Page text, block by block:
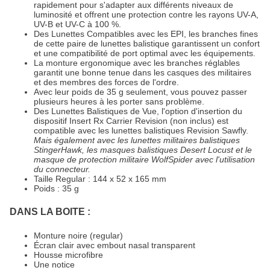
rapidement pour s'adapter aux différents niveaux de
luminosité et offrent une protection contre les rayons UV-A,
UV-B et UV-C à 100 %.
Des Lunettes Compatibles avec les EPI, les branches fines
de cette paire de lunettes balistique garantissent un confort
et une compatibilité de port optimal avec les équipements.
La monture ergonomique avec les branches réglables
garantit une bonne tenue dans les casques des militaires
et des membres des forces de l'ordre.
Avec leur poids de 35 g seulement, vous pouvez passer
plusieurs heures à les porter sans problème.
Des Lunettes Balistiques de Vue, l'option d'insertion du
dispositif Insert Rx Carrier Revision (non inclus) est
compatible avec les lunettes balistiques Revision Sawfly.
Mais également avec les lunettes militaires balistiques
StingerHawk, les masques balistiques Desert Locust et le
masque de protection militaire WolfSpider avec l'utilisation
du connecteur.
Taille Regular : 144 x 52 x 165 mm
Poids : 35 g
DANS LA BOITE :
Monture noire (regular)
Écran clair avec embout nasal transparent
Housse microfibre
Une notice